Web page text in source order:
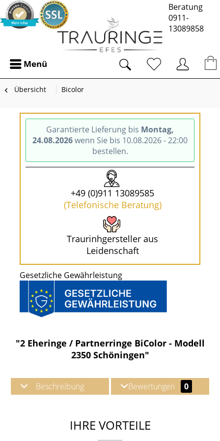
Beratung
0911-
13089858
Menü
Übersicht Bicolor
Garantierte Lieferung bis Montag,
24.08.2026wenn Sie bis 10.08.2026 - 22:00
bestellen.
+49 (0)911 13089585
(Telefonische Beratung)
Traurinhgersteller aus
Leidenschaft
Gesetzliche Gewährleistung
"2 Eheringe / Partnerringe BiColor - Modell
2350 Schöningen"
Beschreibung Bewertungen 0
IHRE VORTEILE